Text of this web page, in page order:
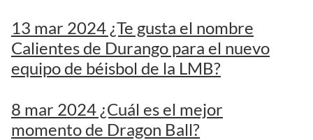
13 mar 2024 ¿Te gusta el nombre
Calientes de Durango para el nuevo
equipo de béisbol de la LMB?
8 mar 2024 ¿Cuál es el mejor
momento de Dragon Ball?